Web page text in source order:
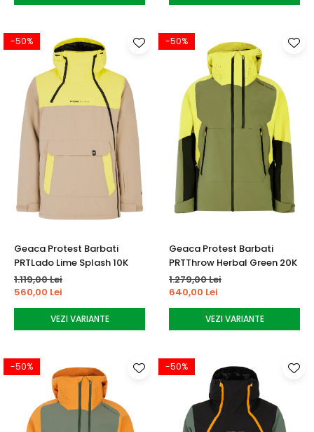
-50%
Geaca Protest Barbati
PRTLado Lime Splash 10K
1.119,00 Lei
560,00 Lei
VEZI VARIANTE
-50%
Geaca Protest Barbati
PRTThrow Herbal Green 20K
1.279,00 Lei
640,00 Lei
VEZI VARIANTE
-50% -50%